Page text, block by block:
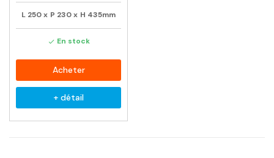
L 250x P 230x H 435mm
 En stock
Acheter
+ détail